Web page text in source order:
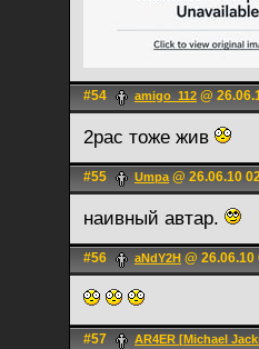
#54 amigo_112 @
2pac тоже жив
#55 Umpa@ 26.06.10
наивный автар.
#56 aNdY2H @ 26.06.10
#57 AR4ER [Michael